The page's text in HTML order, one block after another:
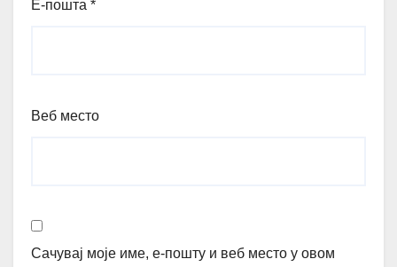
Е-пошта *
Веб место
Сачувај моје име, е-пошту и веб место у овом